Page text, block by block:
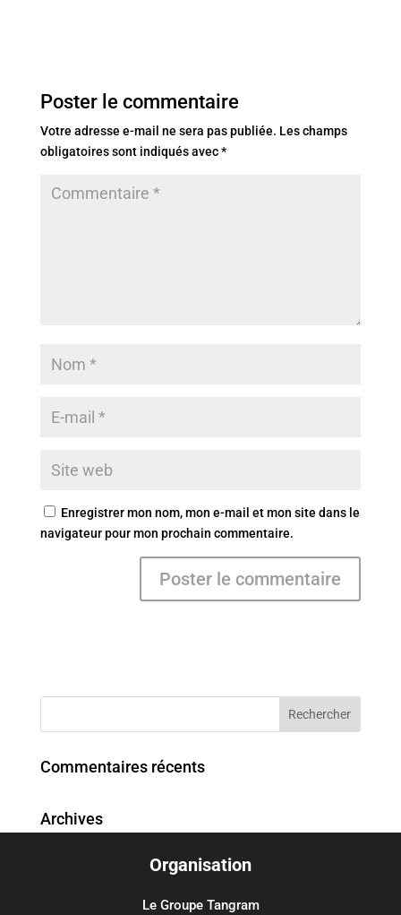
Poster le commentaire
Votre adresse e-mail ne sera pas publiée. Les champs
obligatoires sont indiqués avec*
Enregistrer mon nom, mon e-mail et mon site dans le
navigateur pour mon prochain commentaire.
Commentaires récents
Archives
Organisation
Le Groupe Tangram